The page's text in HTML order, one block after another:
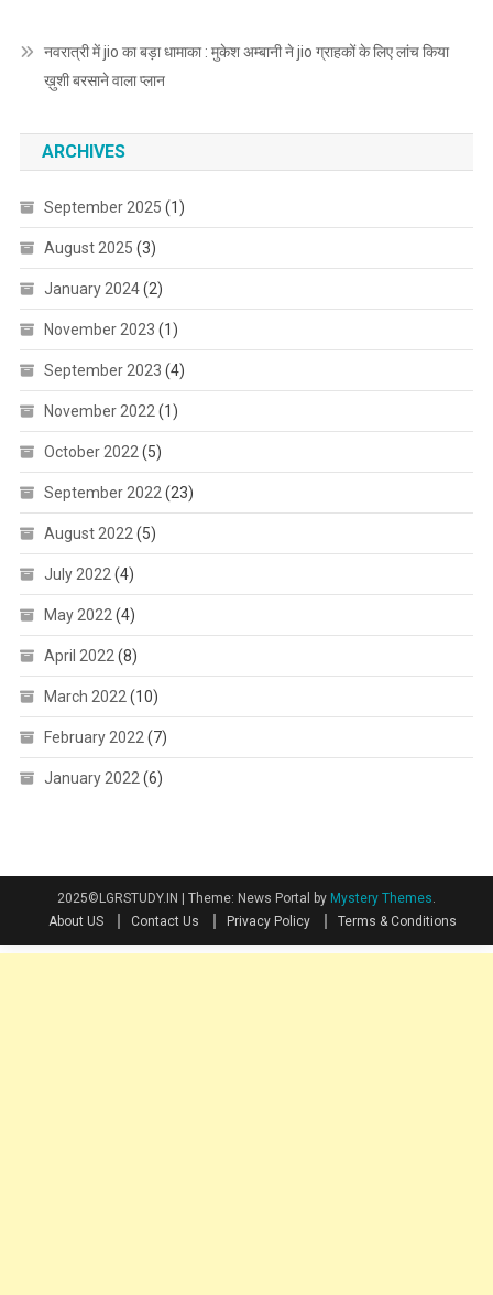
नवरात्री में jio का बड़ा धामाका : मुकेश अम्बानी ने jio ग्राहकों के लिए लांच किया
ख़ुशी बरसाने वाला प्लान
ARCHIVES
September 2025 (1)
August 2025 (3)
January 2024(2)
November 2023 (1)
September 2023 (4)
November 2022 (1)
October 2022 (5)
September 2022 (23)
August 2022 (5)
July 2022 (4)
May 2022 (4)
April 2022 (8)
March 2022 (10)
February 2022 (7)
January 2022 (6)
2025©LGRSTUDY.IN Theme: News Portal by Mystery Themes.
About US
Contact Us Privacy Policy Terms & Conditions